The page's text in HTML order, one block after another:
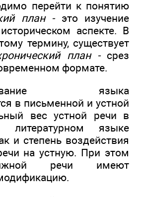
перейти к понятию
план -это изучение
аспекте. В
термину, существует
план -срез
формате.
языка
в письменной и устной
вес устной речи в
литературном языке
и степень воздействия
на устную. При этом
речи имеют